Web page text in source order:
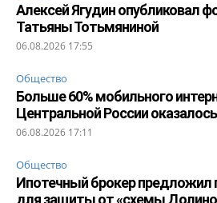
Алексей Ягудин опубликовал
Татьяны Тотьмяниной
06.08.2026 17:55
Общество
Больше 60% мобильного
Центральной России
06.08.2026 17:11
Общество
Ипотечный брокер предложил
для защиты от «схемы